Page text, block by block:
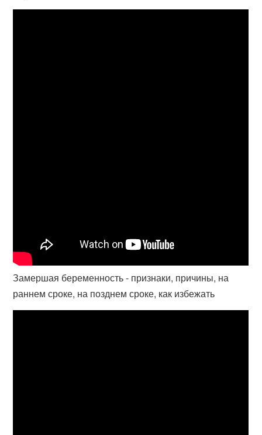
Замершая беременность - признаки, причины, на
раннем сроке, на позднем сроке, как избежать